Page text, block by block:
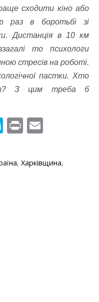
сходити кіно або
раз в боротьбі зі
Дистанція в 10 км
то психологи
стресів на роботі.
пастки. Хто
З цим треба б
S
y
Pr
t ai
, Харківщина,